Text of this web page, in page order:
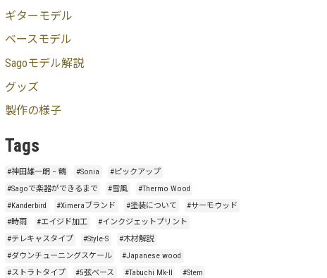
ギターモデル
ベースモデル
Sagoモデル解説
グッズ
製作の様子
Tags
#神田雄一朗 – 鶴 #Sonia
#ピックアップ
#Sagoで楽器ができるまで
#雪風
#Thermo Wood
#Kanderbird
#Ximeraブランド #塗装について
#サーモウッド
#時雨
#エイジド加工
#インクジェットプリント
#テレキャスタイプ
#Style-S
#木材解説
#ダウンチューニングスケール
#Japanese wood
#ストラトタイプ
#5弦ベース #Tabuchi Mk-II
#Stem